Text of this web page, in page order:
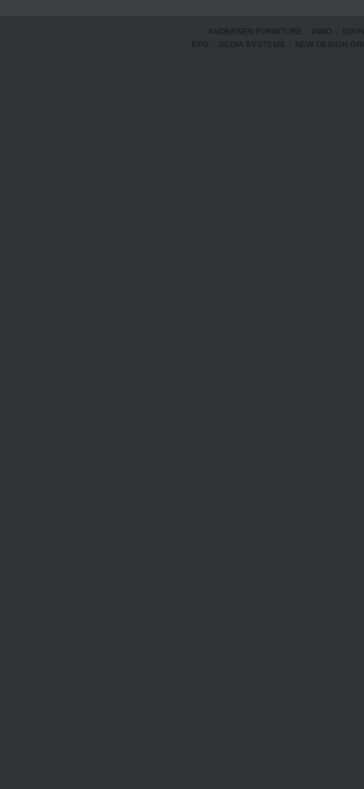
ANDERSEN FURNITURE :: INNO ::
EFG :: SEDIA SYSTEMS :: NEW DESIGN